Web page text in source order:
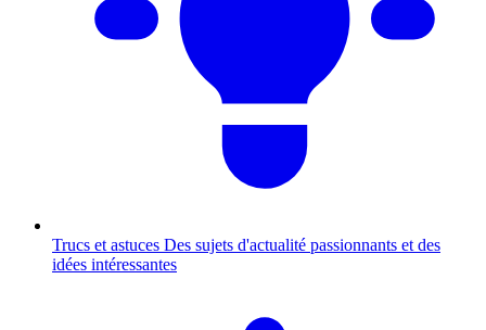
Trucs et astuces Des sujets d'actualité passionnants et des
idées intéressantes